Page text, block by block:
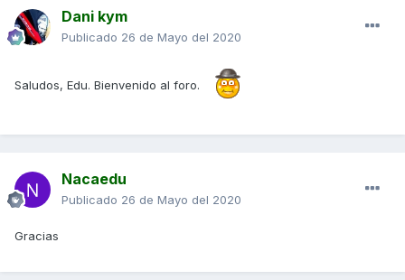
Dani kym
Publicado 26 de Mayo del 2020
Saludos, Edu. Bienvenido al foro.
Nacaedu
Publicado 26 de Mayo del 2020
Gracias